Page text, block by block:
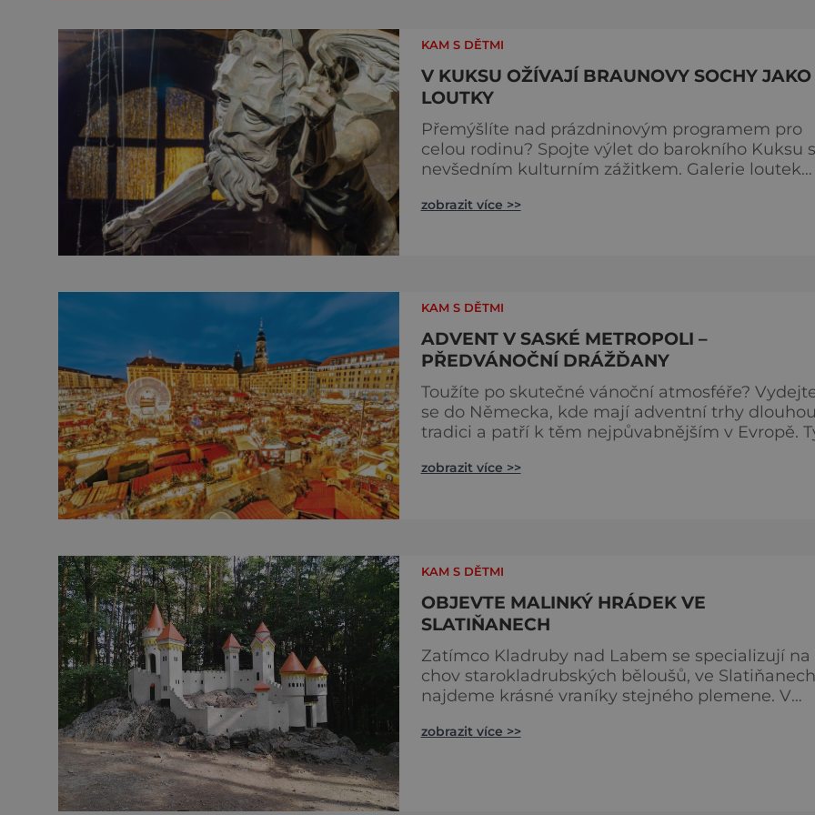
KAM S DĚTMI
V KUKSU OŽÍVAJÍ BRAUNOVY SOCHY JAKO
LOUTKY
Přemýšlíte nad prázdninovým programem pro
celou rodinu? Spojte výlet do barokního Kuksu s
nevšedním kulturním zážitkem. Galerie loutek
stálou expozici Braunova socha loutkou. Jde o
zobrazit více >>
KAM S DĚTMI
ADVENT V SASKÉ METROPOLI –
PŘEDVÁNOČNÍ DRÁŽĎANY
Toužíte po skutečné vánoční atmosféře?
se do Německa, kde mají adventní trhy dlouhou
tradici a patří k těm nejpůvabnějším v Evropě.
začínají 26. 11. 2025 a potrvají do 24. 12. 2025. A
zobrazit více >>
KAM S DĚTMI
OBJEVTE MALINKÝ HRÁDEK VE
SLATIŇANECH
Zatímco Kladruby nad Labem se specializují na
chov starokladrubských běloušů, ve Slatiňanech
najdeme krásné vraníky stejného plemene. V
více o chovu těchto koní, jsou tu vystaveny
zobrazit více >>